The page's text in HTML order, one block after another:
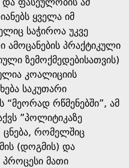
ყველა იმ
საჭიროა უკვე
პრაქტიკული
ზემოქმედებისათვის)
კოალიციის
საკუთარი
“მეორად რწმენებში”, ამ
”პოლიტიკაზე
ცნება, რომელშიც
(დოგმის) და
მათი